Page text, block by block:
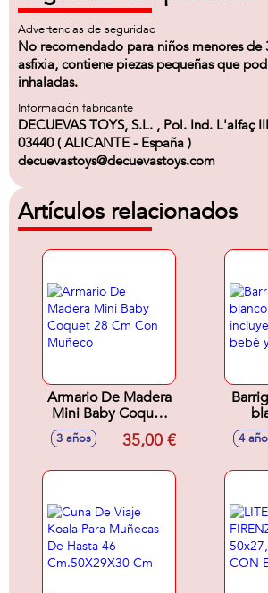
Advertencias de seguridad
No recomendado para niños menores de
asfixia, contiene piezas pequeñas que
inhaladas.
Información fabricante
DECUEVAS TOYS, S.L. , Pol. Ind. L'alfaç
03440 ( ALICANTE - España )
decuevastoys@decuevastoys.com
Artículos relacionados
Armario De Madera
Mini Baby Coquet
28 Cm Con
Muñeco
3 años 35,00 € 4